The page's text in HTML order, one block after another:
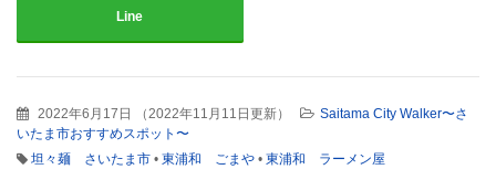
Line
2022年6月17日 （2022年11月11日更新）
Saitama City Walker〜さ
いたま市おすすめスポット〜
坦々麺 さいたま市 • 東浦和 ごまや • 東浦和 ラーメン屋